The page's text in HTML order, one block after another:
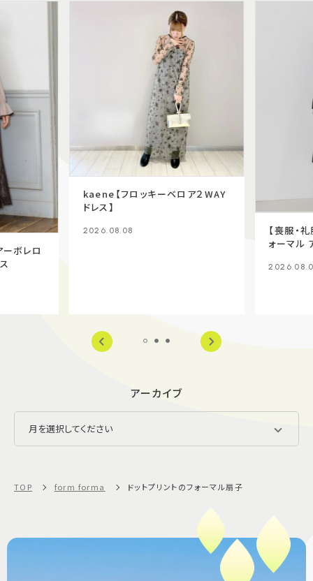
ボレロ
kaene【フロッキーベロア２WAY
ドレス】
2026.08.08
【喪服・
ォーマル
アーカイブ
TOP form forma ドットプリントのフォーマル扇子